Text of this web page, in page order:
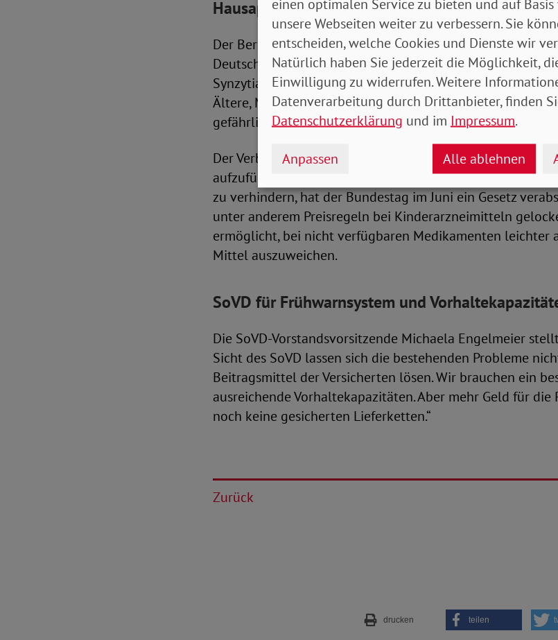
Hausapotheke rechtzeitig auffüllen
Der Berufsverband der Kinder- und Jugendärzte warnt,
Deutschland mit einer starken Welle zu rechnen sei.
Synzytial-Virus (RSV) dürfte zu vielen Infektionen führen.
Ältere, Menschen mit geschwächtem Immunsystem und
gefährlich sein.
Der Verbandspräsident Thomas Fischbach rät dazu, die
aufzufüllen, ohne dabei Medikamente zu horten. Um
zu verhindern, hat der Bundestag im Juni ein Gesetz
unter anderem Preisregeln bei Kinderarzneimitteln
ermöglicht, bei nicht verfügbaren Medikamenten leichter
Mittel auszuweichen.
SoVD für Frühwarnsystem und
Die SoVD-Vorstandsvorsitzende Michaela Engelmeier
Sicht des SoVD lassen sich die bestehenden Probleme
Beitragsmittel der Versicherten lösen. Wir brauchen ein
ausreichende Vorhaltekapazitäten. Aber mehr Geld für
noch keine gesicherten Lieferketten.“
Zurück
drucken teilen
unsere Webseiten weiter zu verbessern. Sie
entscheiden, welche Cookies und Dienste wir
Natürlich haben Sie jederzeit die Möglichkeit,
Einwilligung zu widerrufen. Weitere
Datenverarbeitung durch Drittanbieter, finden
Datenschutzerklärung und im Impressum.
Anpassen Alle ablehnen